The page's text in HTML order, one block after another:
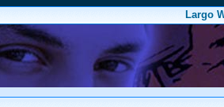
Largo